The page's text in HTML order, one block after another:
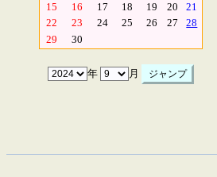
15
16 17 18 19 20
21
22
23 24 25 26 27
28
29
30
年 月